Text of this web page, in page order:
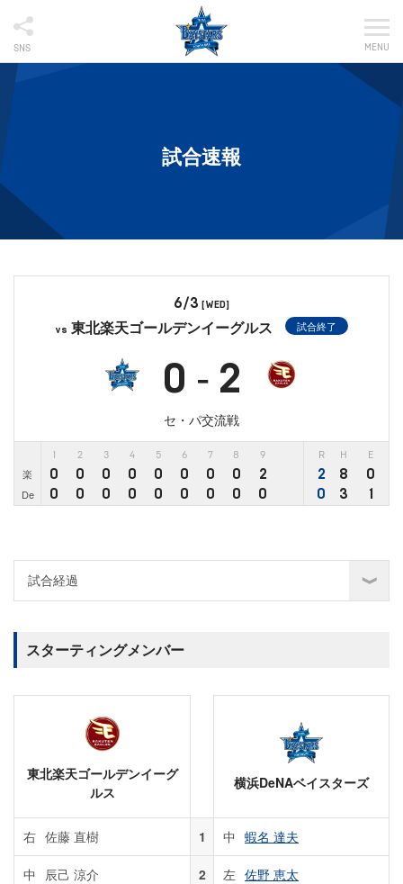
SNS MENU
試合速報
6/3 [WED]
vs 東北楽天ゴールデンイーグルス 試合終了
0 - 2
セ・パ交流戦
2 3 4 5 6 7 8 9 R H E
楽 0 0 0 0 0 0 0 0 2 2 8 0
De 0 0 0 0 0 0 0 0 0 0 3 1
スターティングメンバー
東北楽天ゴールデンイーグ
ルス
横浜DeNAベイスターズ
右 佐藤 直樹 1 中 蝦名 達夫
中 辰己 涼介 2 左 佐野 恵太